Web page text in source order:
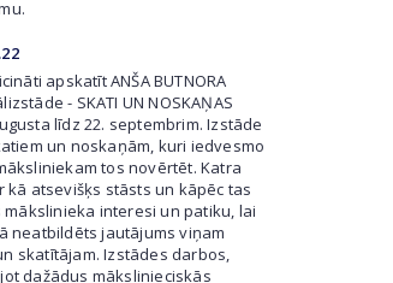
apskatīt ANŠA BUTNORA
- SKATI UN NOSKAŅAS
līdz 22. septembrim. Izstāde
un noskaņām, kuri iedvesmo
tos novērtēt. Katra
kā atsevišķs stāsts un kāpēc tas
interesi un patiku, lai
neatbildēts jautājums viņam
skatītājam. Izstādes darbos,
dažādus mākslinieciskās